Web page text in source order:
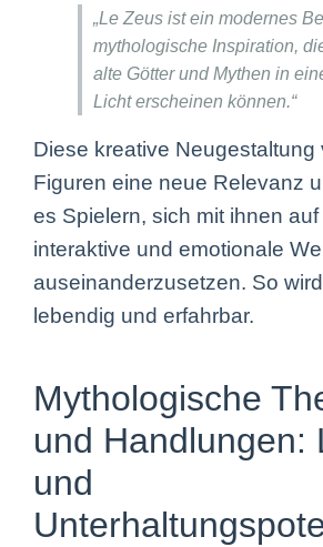
„Le Zeus ist ein modernes
mythologische Inspiration,
alte Götter und Mythen in
Licht erscheinen können.“
Diese kreative Neugestaltung
Figuren eine neue Relevanz
es Spielern, sich mit ihnen auf
interaktive und emotionale
auseinanderzusetzen. So
lebendig und erfahrbar.
Mythologische
und Handlungen:
und